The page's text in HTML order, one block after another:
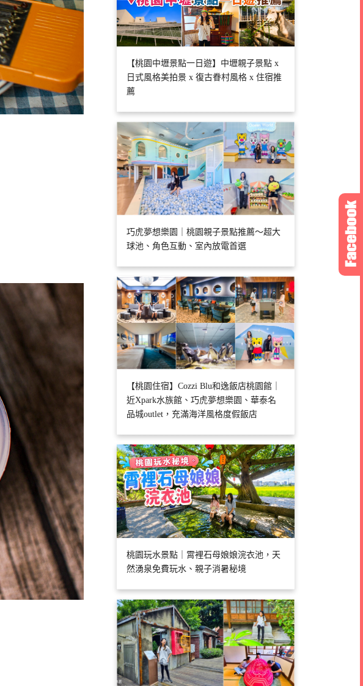
【桃園中壢景點一日遊】中壢親子景點 x
日式風格美拍景 x 復古眷村風格 x 住宿推
薦
巧虎夢想樂園｜桃園親子景點推薦～超大
球池、角色互動、室內放電首選
【桃園住宿】Cozzi Blu和逸飯店桃園館｜
近Xpark水族館、巧虎夢想樂園、華泰名
品城outlet，充滿海洋風格度假飯店
桃園玩水景點｜霄裡石母娘娘浣衣池，天
然湧泉免費玩水、親子消暑秘境